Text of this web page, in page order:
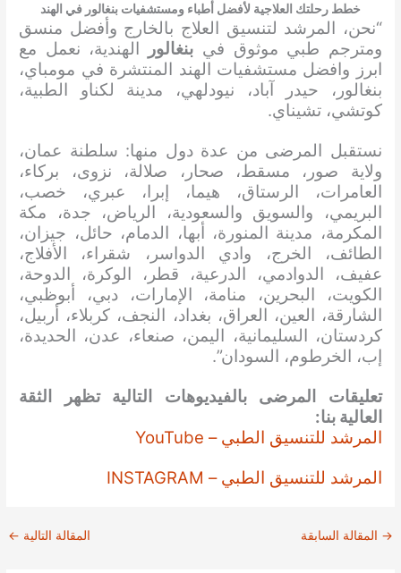
خطط رحلتك العلاجية لأفضل أطباء ومستشفيات بنغالور في الهند
“نحن، المرشد لتنسيق العلاج بالخارج وأفضل منسق
ومترجم طبي موثوق في بنغالور الهندية، نعمل مع
ابرز وافضل مستشفيات الهند المنتشرة في مومباي،
بنغالور، حيدر آباد، نيودلهي، مدينة لكناو الطبية،
كوتشي، تشيناي.
نستقبل المرضى من عدة دول منها: سلطنة عمان،
ولاية صور، مسقط، صحار، صلالة، نزوى، بركاء،
العامرات، الرستاق، هيما، إبرا، عبري، خصب،
البريمي، والسويق والسعودية، الرياض، جدة، مكة
المكرمة، مدينة المنورة، أبها، الدمام، حائل، جيزان،
الطائف، الخرج، وادي الدواسر، شقراء، الأفلاج،
عفيف، الدوادمي، الدرعية، قطر، الوكرة، الدوحة،
الكويت، البحرين، منامة، الإمارات، دبي، أبوظبي،
الشارقة، العين، العراق، بغداد، النجف، كربلاء، أربيل،
كردستان، السليمانية، اليمن، صنعاء، عدن، الحديدة،
إب، الخرطوم، السودان”.
تعليقات المرضى بالفيديوهات التالية تظهر الثقة
العالية بنا:
المرشد للتنسيق الطبي – YouTube
المرشد للتنسيق الطبي – INSTAGRAM
→ المقالة السابقة المقالة التالية ←